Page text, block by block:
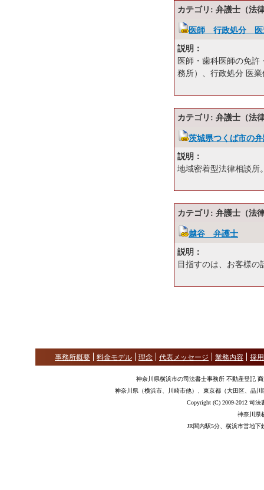
カテゴリ: 弁護士（法
医師 行政処分 医
説明：
医師・歯科医師の免
務所）、行政処分 医
カテゴリ: 弁護士（法
茨城県つくば市の
説明：
地域密着型法律相談所
カテゴリ: 弁護士（法
越谷 弁護士
説明：
目指すのは、お客様
事務所概要 料金モデル 理念 代表メッセージ 業務内容 採
神奈川県横浜市の司法書士事務所 不動産登記
神奈川県（横浜市、川崎市他）、東京都（大田区、品
Copyright (C) 2009-2012 司
神奈川県
JR関内駅5分、横浜市営地